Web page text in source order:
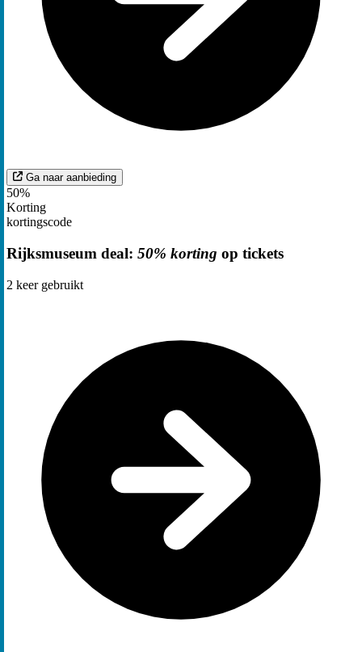
Ga naar aanbieding
50%
Korting
kortingscode
Rijksmuseum deal: 50% korting op tickets
2 keer gebruikt